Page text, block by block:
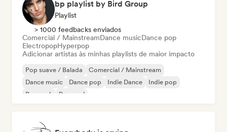
bp playlist by Bird Group
Playlist
> 1000 feedbacks enviados
Comercial / MainstreamDance musicDance pop
ElectropopHyperpop
Adicionar artistas às minhas playlists de maior impacto
Pop suave / Balada
Comercial / Mainstream
Dance music
Dance pop Indie Dance
Indie pop
Pop rock
Pop soul